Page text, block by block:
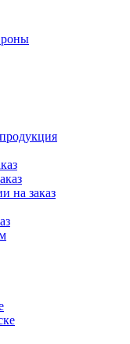
на заказ